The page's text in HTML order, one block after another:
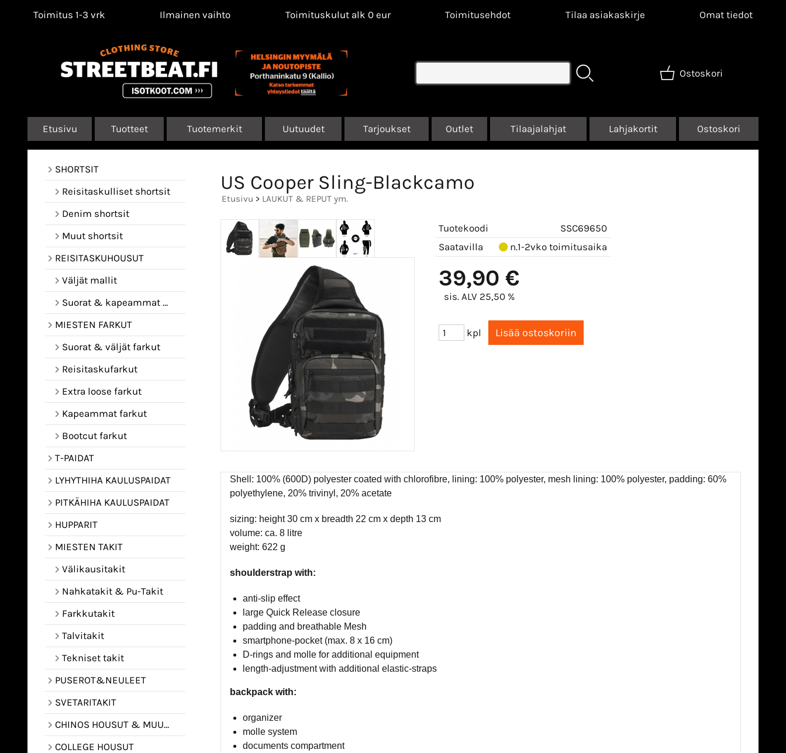
Toimitus 1-3 vrk Ilmainen vaihto Toimituskulut alk 0 eur Toimitusehdot Tilaa asiakaskirje Omat tiedot
Ostoskori
Etusivu Tuotteet Tuotemerkit Uutuudet Tarjoukset Outlet Tilaajalahjat Lahjakortit Ostoskori
SHORTSIT
Reisitaskulliset shortsit
Denim shortsit
Muut shortsit
REISITASKUHOUSUT
Väljät mallit
Suorat & kapeammat mallit
MIESTEN FARKUT
Suorat & väljät farkut
Reisitaskufarkut
Extra loose farkut
Kapeammat farkut
Bootcut farkut
T-PAIDAT
LYHYTHIHA KAULUSPAIDAT
PITKÄHIHA KAULUSPAIDAT
HUPPARIT
MIESTEN TAKIT
Välikausitakit
Nahkatakit & Pu-Takit
Farkkutakit
Talvitakit
Tekniset takit
PUSEROT&NEULEET
SVETARITAKIT
CHINOS HOUSUT & MUUT HOUSUT
COLLEGE HOUSUT
US Cooper Sling-Blackcamo
Etusivu > LAUKUT & REPUT ym.
Tuotekoodi
SSC69650
Saatavilla
n.1-2vko toimitusaika
39,90 €
sis. ALV 25,50 %
kpl
Shell: 100% (600D) polyester coated with chlorofibre, lining: 100% polyester, mesh lining: 100% polyester, padding: 60%
polyethylene, 20% trivinyl, 20% acetate
sizing: height 30 cm x breadth 22 cm x depth 13 cm
volume: ca. 8 litre
weight: 622 g
shoulderstrap with:
anti-slip effect
large Quick Release closure
padding and breathable Mesh
smartphone-pocket (max. 8 x 16 cm)
D-rings and molle for additional equipment
length-adjustment with additional elastic-straps
backpack with:
organizer
molle system
documents compartment